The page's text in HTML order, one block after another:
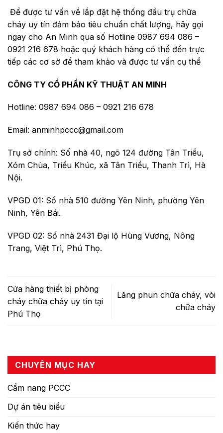
Để được tư vấn về lắp đặt hệ thống đầu trụ chữa
cháy uy tín đảm bảo tiêu chuẩn chất lượng, hãy gọi
ngay cho An Minh qua số Hotline 0987 694 086 –
0921 216 678 hoặc quý khách hàng có thể đến trực
tiếp các cơ sở để tham khảo và được tư vấn cụ thể
CÔNG TY CỔ PHẦN KỸ THUẬT AN MINH
Hotline: 0987 694 086 – 0921 216 678
Email: anminhpccc@gmail.com
Trụ sở chính: Số nhà 40, ngõ 124 đường Tân Triều,
Xóm Chùa, Triều Khúc, xã Tân Triều, Thanh Trì, Hà
Nội.
VPGD 01: Số nhà 510 đường Yên Ninh, phường Yên
Ninh, Yên Bái.
VPGD 02: Số nhà 2431 Đại lộ Hùng Vương, Nông
Trang, Việt Trì, Phú Thọ.
Cửa hàng thiết bị phòng
cháy chữa cháy uy tín tại
Phú Thọ
Lăng phun chữa cháy, vòi
chữa cháy
CHUYÊN MỤC HAY
Cẩm nang PCCC
Dự án tiêu biểu
Kiến thức hay